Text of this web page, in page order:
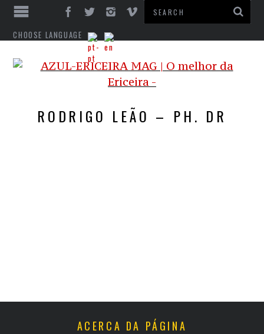
CHOOSE LANGUAGE
RODRIGO LEÃO – PH. DR
ACERCA DA PÁGINA